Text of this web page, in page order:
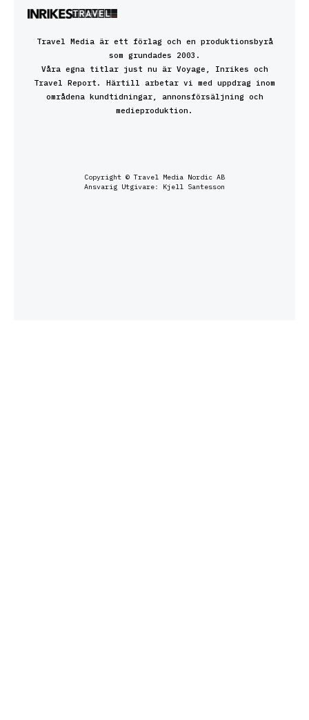
Travel Media är ett förlag och en produktionsbyrå
som grundades 2003.
Våra egna titlar just nu är Voyage, Inrikes och
Travel Report. Härtill arbetar vi med uppdrag inom
områdena kundtidningar, annonsförsäljning och
medieproduktion.
Copyright © Travel Media Nordic AB
Ansvarig Utgivare: Kjell Santesson